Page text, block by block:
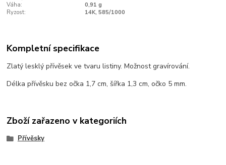
Váha:
0,91 g
Ryzost:
14K, 585/1000
Kompletní specifikace
Zlatý lesklý přívěsek ve tvaru listiny. Možnost gravírování.
Délka přívěsku bez očka 1,7 cm, šířka 1,3 cm, očko 5 mm.
Zboží zařazeno v kategoriích
Přívěsky